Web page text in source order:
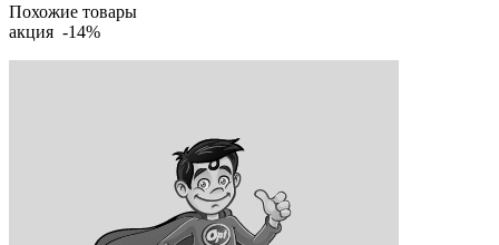
Похожие товары
акция -14%